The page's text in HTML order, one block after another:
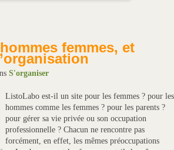
femmes, et
S'organiser
ListoLabo est-il un site pour les femmes ? pour les
hommes comme les femmes ? pour les parents ?
pour gérer sa vie privée ou son occupation
professionnelle ? Chacun ne rencontre pas
forcément, en effet, les mêmes préoccupations